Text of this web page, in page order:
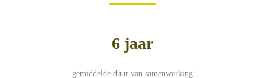
6 jaar
gemiddelde duur van samenwerking